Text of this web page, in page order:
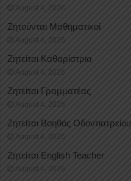
August 4, 2026
Ζητούνται Μαθηματικοί
August 4, 2026
Ζητείται Καθαρίστρια
August 4, 2026
Ζητείται Γραμματέας
August 4, 2026
Ζητείται Βοηθός Οδοντιατρείου
August 4, 2026
Ζητείται English Teacher
August 4, 2026